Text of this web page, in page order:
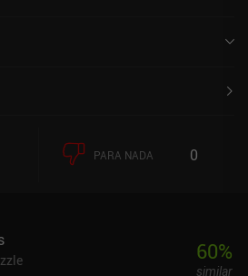
PARA NADA 0
60%
similar